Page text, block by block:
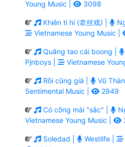
Young Music |
3098
Khiên ti hí (牵丝戏) |
Vietnamese Young Music |
Quăng tao cái boong |
Pjnboys |
Vietnamese
Rồi cũng già | Vũ
Sentimental Music |
2949
Có công mài "sắc" |
Vietnamese Young Music |
Soledad | Westlife |